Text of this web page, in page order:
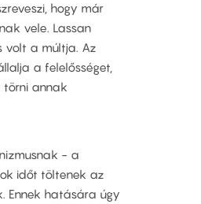
hogy már
vele. Lassan
volt a múltja. Az
a felelősséget,
annak
- a
időt töltenek az
Ennek hatására úgy